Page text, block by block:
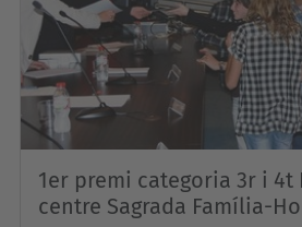
1er premi categoria 3r i 4t
centre Sagrada Família-